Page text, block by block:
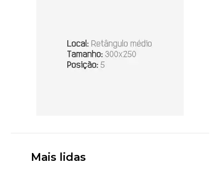
Mais lidas